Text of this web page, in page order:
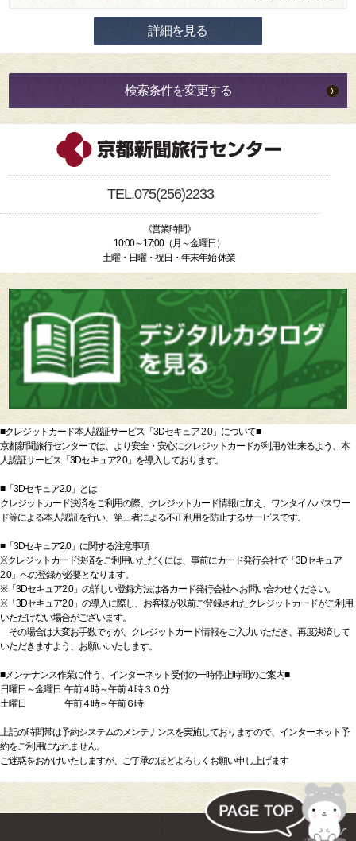
詳細を見る
検索条件を変更する
TEL.075(256)2233
《営業時間》
10:00～17:00（月～金曜日）
土曜・日曜・祝日・年末年始 休業
■クレジットカード本人認証サービス「3Dセキュア 2.0」について■
京都新聞旅行センターでは、より安全・安心にクレジットカードが利用が出来るよう、本
人認証サービス「3Dセキュア2.0」を導入しております。
■「3Dセキュア2.0」とは
クレジットカード決済をご利用の際、クレジットカード情報に加え、ワンタイムパスワー
ド等による本人認証を行い、第三者による不正利用を防止するサービスです。
■「3Dセキュア2.0」に関する注意事項
※クレジットカード決済をご利用いただくには、事前にカード発行会社で「3Dセキュア
2.0」への登録が必要となります。
※「3Dセキュア2.0」の詳しい登録方法は各カード発行会社へお問い合わせください。
※「3Dセキュア2.0」の導入に際し、お客様が以前ご登録されたクレジットカードがご利用
いただけない場合がございます。
その場合は大変お手数ですが、クレジットカード情報をご入力いただき、再度決済して
いただきますよう、お願いいたします。
■メンテナンス作業に伴う、インターネット受付の一時停止時間のご案内■
日曜日～金曜日 午前４時～午前４時３０分
土曜日 午前４時～午前６時
上記の時間帯は予約システムのメンテナンスを実施しておりますので、インターネット予
約をご利用になれません。
ご迷惑をおかけいたしますが、ご了承のほどよろしくお願い申し上げます